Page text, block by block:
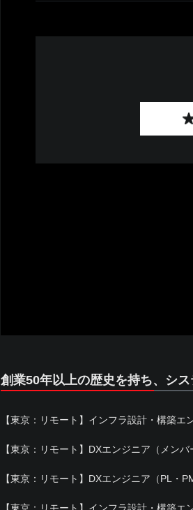
創業50年以上の歴史を持ち、シ
【東京：リモート】インフラ設計・構築エ
【東京：リモート】DXエンジニア（メンバ
【東京：リモート】DXエンジニア（PL・